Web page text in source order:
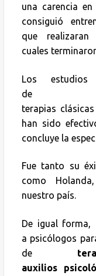
una carencia
consiguió
que realizaran
cuales
Los
de
terapias
han sido
concluye la
Fue tanto su
como
nuestro país.
De igual forma,
a psicólogos
de
auxilios